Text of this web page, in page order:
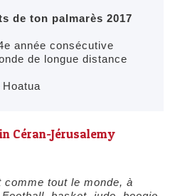
de ton palmarès 2017
année consécutive
de longue distance
Céran-Jérusalemy
comme tout le monde, à